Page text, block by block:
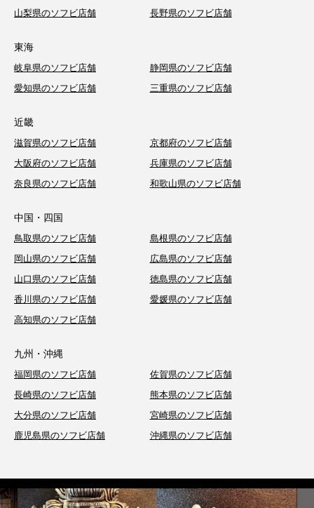
山梨県のソフビ店舗
長野県のソフビ店舗
東海
岐阜県のソフビ店舗
静岡県のソフビ店舗
愛知県のソフビ店舗
三重県のソフビ店舗
近畿
滋賀県のソフビ店舗
京都府のソフビ店舗
大阪府のソフビ店舗
兵庫県のソフビ店舗
奈良県のソフビ店舗
和歌山県のソフビ店舗
中国・四国
鳥取県のソフビ店舗
島根県のソフビ店舗
岡山県のソフビ店舗
広島県のソフビ店舗
山口県のソフビ店舗
徳島県のソフビ店舗
香川県のソフビ店舗
愛媛県のソフビ店舗
高知県のソフビ店舗
九州・沖縄
福岡県のソフビ店舗
佐賀県のソフビ店舗
長崎県のソフビ店舗
熊本県のソフビ店舗
大分県のソフビ店舗
宮崎県のソフビ店舗
鹿児島県のソフビ店舗
沖縄県のソフビ店舗